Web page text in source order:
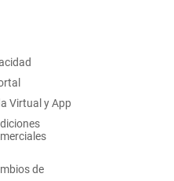
Virtual y App
de